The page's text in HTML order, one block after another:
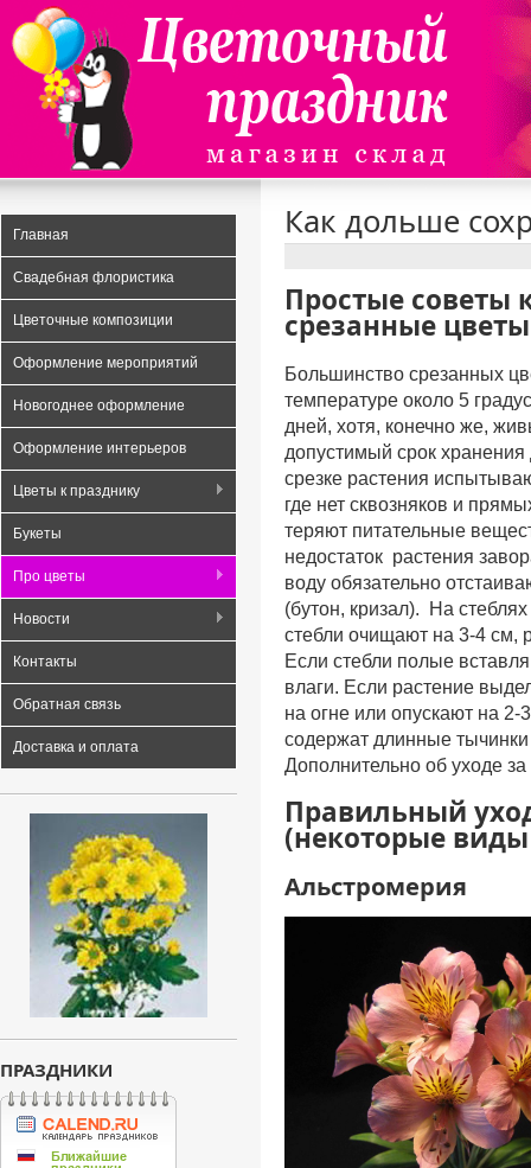
Data security A Risk Free and Transparent Option
Как дольше
Простые советы
срезанные цветы
Большинство срезанных
температуре около 5
дней, хотя, конечно же,
допустимый срок
срезке растения
где нет сквозняков и
теряют питательные
недостаток растения
воду обязательно
(бутон, кризал). На
стебли очищают на 3-4 см,
Если стебли полые
влаги. Если растение
на огне или опускают на
содержат длинные
Дополнительно об уходе
Правильный
(некоторые
Альстромерия
Главная
Свадебная флористика
Цветочные композиции
Оформление мероприятий
Новогоднее оформление
Оформление интерьеров
Цветы к празднику
Букеты
Про цветы
Новости
Контакты
Обратная связь
Доставка и оплата
ПРАЗДНИКИ